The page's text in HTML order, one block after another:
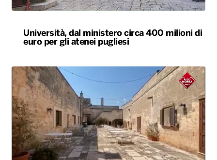
Università, dal ministero circa 400 milioni di
euro per gli atenei pugliesi